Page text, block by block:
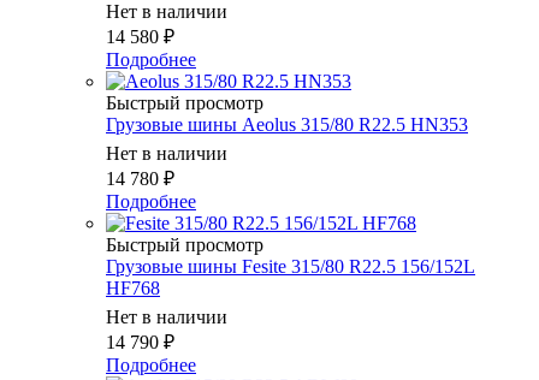
Нет в наличии
14 580 ₽
Подробнее
Быстрый просмотр
Грузовые шины Aeolus 315/80 R22.5 HN353
Нет в наличии
14 780 ₽
Подробнее
Быстрый просмотр
Грузовые шины Fesite 315/80 R22.5 156/152L
HF768
Нет в наличии
14 790 ₽
Подробнее